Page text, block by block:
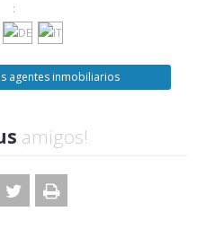
:
agentes inmobiliarios
amigos!